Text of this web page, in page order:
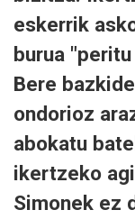
eskerrik
burua
Bere
ondorioz
abokatu
ikertzeko
Simonek ez